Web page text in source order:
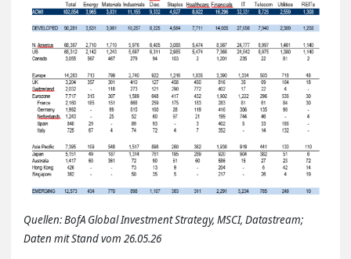
Quellen: BofA Global Investment Strategy, MSCI, Datastream;
Daten mit Stand vom 26.05.26